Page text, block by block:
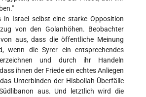
in Israel selbst eine starke Opposition
von den Golanhöhen. Beobachter
aus, dass die öffentliche Meinung
wenn die Syrer ein entsprechendes
und durch ihr Handeln
ihnen der Friede ein echtes Anliegen
Unterbinden der Hisbollah-Überfälle
aus. Und letztlich wird die